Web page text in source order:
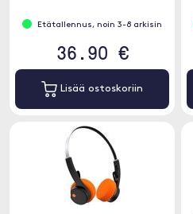
Etätallennus, noin 3-8 arkisin
36.90 €
Lisää ostoskoriin